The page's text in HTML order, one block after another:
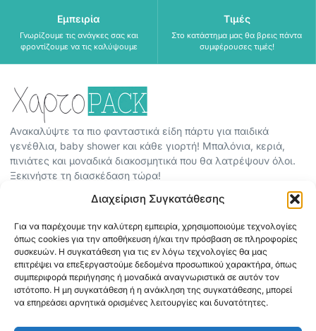
Διαχείριση Συγκατάθεσης
Για να παρέχουμε την καλύτερη εμπειρία, χρησιμοποιούμε τεχνολογίες
όπως cookies για την αποθήκευση ή/και την πρόσβαση σε πληροφορίες
συσκευών. Η συγκατάθεση για τις εν λόγω τεχνολογίες θα μας
επιτρέψει να επεξεργαστούμε δεδομένα προσωπικού χαρακτήρα, όπως
συμπεριφορά περιήγησης ή μοναδικά αναγνωριστικά σε αυτόν τον
ιστότοπο. Η μη συγκατάθεση ή η ανάκληση της συγκατάθεσης, μπορεί
να επηρεάσει αρνητικά ορισμένες λειτουργίες και δυνατότητες.
Εμπειρία
Γνωρίζουμε τις ανάγκες σας και
φροντίζουμε να τις καλύψουμε
Τιμές
Στο κατάστημα μας θα βρεις πάντα
συμφέρουσες τιμές!
Ανακαλύψτε τα πιο φανταστικά είδη πάρτυ για παιδικά
γενέθλια, baby shower και κάθε γιορτή! Μπαλόνια, κεριά,
πινιάτες και μοναδικά διακοσμητικά που θα λατρέψουν όλοι.
Ξεκινήστε τη διασκέδαση τώρα!
ΟΡΟΙ ΧΡΗΣΗΣ
ΠΟΛΙΤΙΚΗ ΑΠΟΡΡΗΤΟΥ
ABOUT
ΕΠΙΚΟΙΝΩΝΙΑ